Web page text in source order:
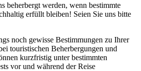
beherbergt werden, wenn bestimmte
erfüllt bleiben! Seien Sie uns bitte
noch gewisse Bestimmungen zu Ihrer
touristischen Beherbergungen und
kurzfristig unter bestimmten
vor und während der Reise